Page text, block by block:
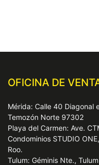
OFICINA DE
Mérida: Calle 40 Diagonal
Temozón Norte 97302
Playa del Carmen: Ave.
Condominios STUDIO
Roo.
Tulum: Géminis Nte.,